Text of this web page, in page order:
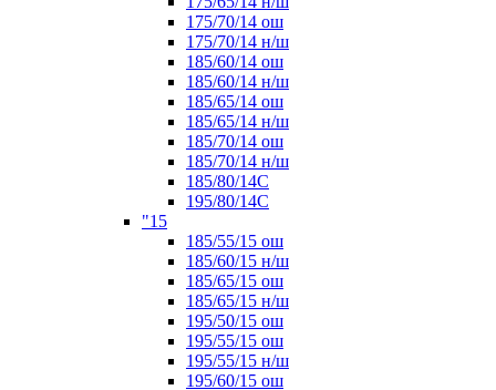
175/70/14 ош
175/70/14 н/ш
185/60/14 ош
185/60/14 н/ш
185/65/14 ош
185/65/14 н/ш
185/70/14 ош
185/70/14 н/ш
185/80/14С
195/80/14C
"15
185/55/15 ош
185/60/15 н/ш
185/65/15 ош
185/65/15 н/ш
195/50/15 ош
195/55/15 ош
195/55/15 н/ш
195/60/15 ош